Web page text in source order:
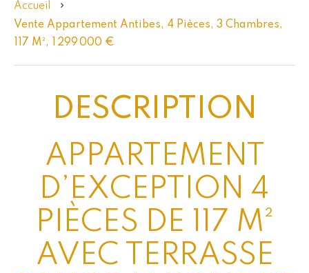
Accueil
Vente Appartement Antibes, 4 Pièces, 3 Chambres,
117 M², 1 299 000 €
DESCRIPTION
APPARTEMENT
D’EXCEPTION 4
PIÈCES DE 117 M²
AVEC TERRASSE